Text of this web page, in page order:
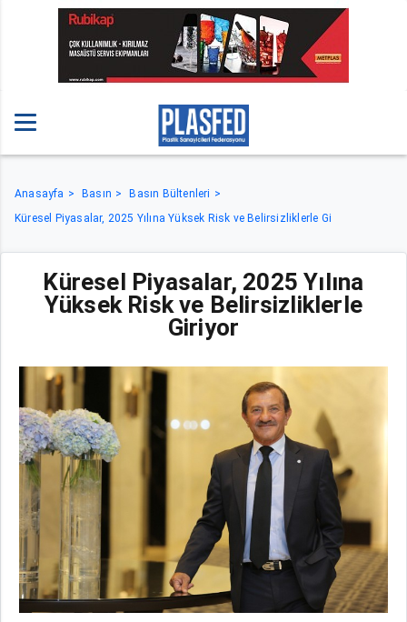
Anasayfa Basın
Basın Bültenleri
Küresel Piyasalar, 2025 Yılına Yüksek Risk ve Belirsizliklerle Gi
Küresel Piyasalar, 2025 Yılına
Yüksek Risk ve Belirsizliklerle
Giriyor